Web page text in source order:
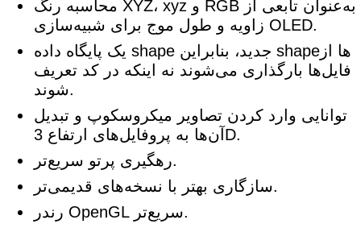
محاسبه رنگ XYZ، xyz و RGB به‌عنوان تابعی از
زاویه و طول موج برای شبیه‌سازی OLED.
یک پایگاه داده shape جدید، بنابراین shapeها از
فایل‌ها بارگذاری می‌شوند نه اینکه در کد تعریف
شوند.
توانایی وارد کردن تصاویر میکروسکوپ و تبدیل
آن‌ها به پروفایل‌های ارتفاع 3D.
رهگیری پرتو سریع‌تر.
سازگاری بهتر با نسخه‌های قدیمی‌تر.
رندر OpenGL سریع‌تر.